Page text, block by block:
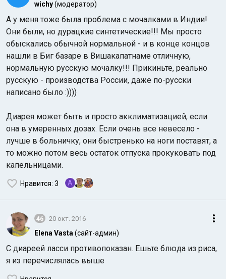
wichy(модератор)
А у меня тоже была проблема с мочалками в Индии!
Они были, но дурацкие синтетические!!! Мы просто
обыскались обычной нормальной - и в конце концов
нашли в Биг базаре в Вишакапатнаме отличную,
нормальную русскую мочалку!!! Прикиньте, реально
русскую - производства России, даже по-русски
написано было :))))
Диарея может быть и просто акклиматизацией, если
она в умеренных дозах. Если очень все невесело -
лучше в больничку, они быстренько на ноги поставят, а
то можно потом весь остаток отпуска прокуковать под
капельницами.
Нравится: 3 A
46 20 окт. 2016
Elena Vasta (сайт-админ)
С диареей ласси противопоказан. Ешьте блюда из риса,
я из перечислялась выше